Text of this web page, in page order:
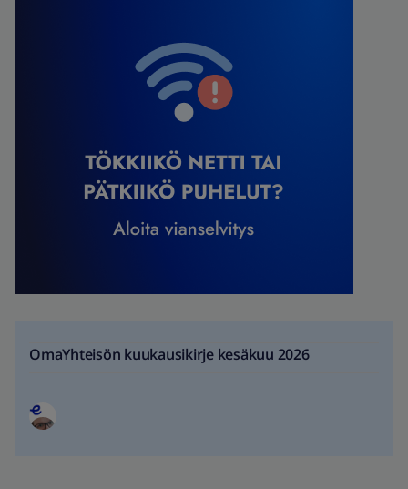
OmaYhteisön kuukausikirje kesäkuu 2026